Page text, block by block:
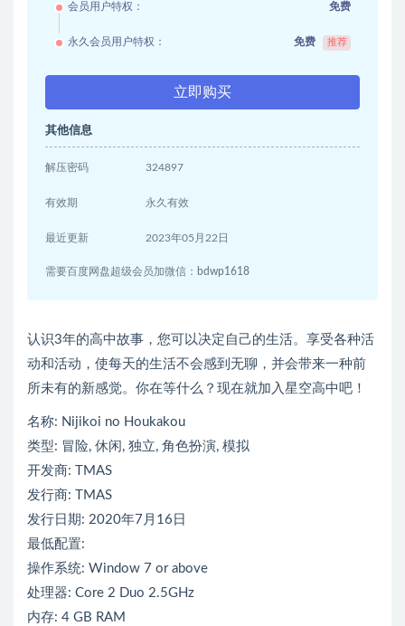
会员用户特权： 免费
永久会员用户特权： 免费 推荐
立即购买
其他信息
解压密码 324897
有效期 永久有效
最近更新 2023年05月22日
需要百度网盘超级会员加微信：bdwp1618
认识3年的高中故事，您可以决定自己的生活。享受各种活
动和活动，使每天的生活不会感到无聊，并会带来一种前
所未有的新感觉。你在等什么？现在就加入星空高中吧！
名称: Nijikoi no Houkakou
类型: 冒险, 休闲, 独立, 角色扮演, 模拟
开发商: TMAS
发行商: TMAS
发行日期: 2020年7月16日
最低配置:
操作系统: Window 7 or above
处理器: Core 2 Duo 2.5GHz
内存: 4 GB RAM